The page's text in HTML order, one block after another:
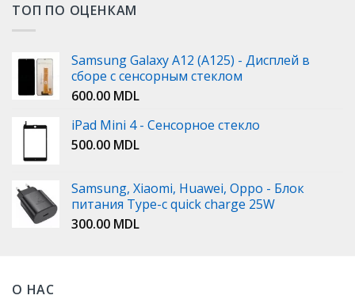
ТОП ПО ОЦЕНКАМ
Samsung Galaxy A12 (A125) - Дисплей в
сборе с сенсорным стеклом
600.00 MDL
iPad Mini 4 - Сенсорное стекло
500.00 MDL
Samsung, Xiaomi, Huawei, Oppo - Блок
питания Type-c quick charge 25W
300.00 MDL
О НАС